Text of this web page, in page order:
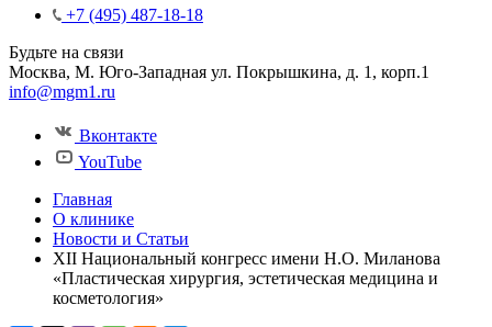
+7 (495) 487-18-18
Будьте на связи
Москва, М. Юго-Западная ул. Покрышкина, д. 1, корп.1
info@mgm1.ru
Вконтакте
YouTube
Главная
О клинике
Новости и Статьи
XII Национальный конгресс имени Н.О. Миланова
«Пластическая хирургия, эстетическая медицина и
косметология»